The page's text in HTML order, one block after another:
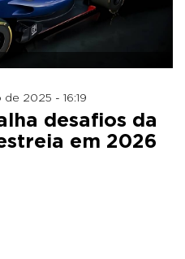
2025 - 16:19
desafios da
em 2026